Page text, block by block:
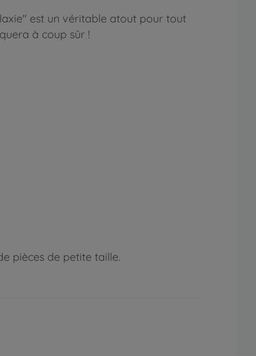
est un véritable atout pour tout
à coup sûr !
pièces de petite taille.